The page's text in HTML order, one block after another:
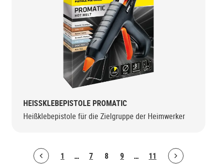
HEISSKLEBEPISTOLE PROMATIC
Heißklebepistole für die Zielgruppe der Heimwerker
Bolton.ArticleList.PreviousPage 1 … 7 8 9 … 11 Bolton.ArticleList.NextPage